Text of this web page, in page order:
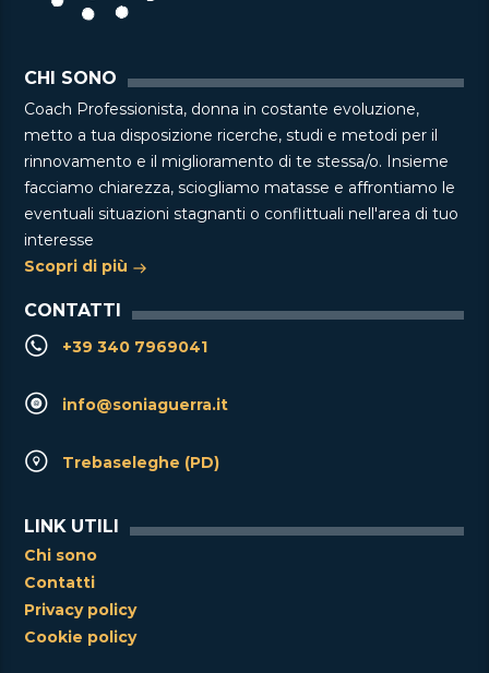
CHI SONO
Coach Professionista, donna in costante evoluzione,
metto a tua disposizione ricerche, studi e metodi per il
rinnovamento e il miglioramento di te stessa/o. Insieme
facciamo chiarezza, sciogliamo matasse e affrontiamo le
eventuali situazioni stagnanti o conflittuali nell'area di tuo
interesse
Scopri di più
CONTATTI
+39 340 7969041
info@soniaguerra.it
Trebaseleghe (PD)
LINK UTILI
Chi sono
Contatti
Privacy policy
Cookie policy